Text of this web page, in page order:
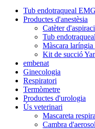
Tub endotraqueal EMG
Productes d'anestèsia
Catèter
Tub endotraqueal
Màscara laríngia
Kit de succió
embenat
Ginecologia
Respiratori
Termòmetre
Productes d'urologia
Ús veterinari
Mascareta
Cambra